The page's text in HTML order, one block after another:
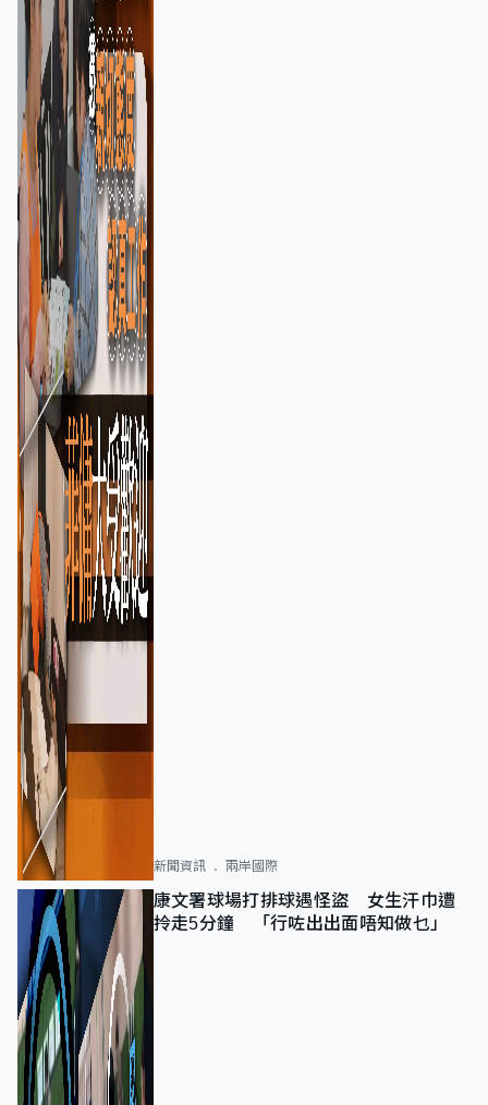
新聞資訊 兩岸國際
康文署球場打排球遇怪盜 女生汗巾遭
拎走5分鐘 「行咗出出面唔知做乜」